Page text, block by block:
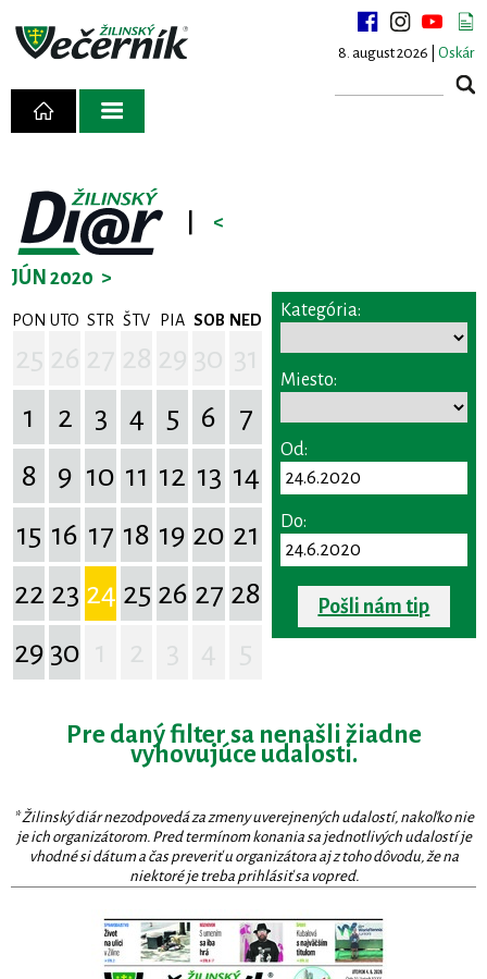
8. august 2026 | Oskár
<
JÚN 2020 >
PON UTO STR ŠTV PIA SOB NED
1
2 3 4 5 6
7
8
9 10 11 12 13 14
15 16 17 18 19 20 21
22 23 24 25 26 27 28
29 30
Kategória:
Miesto:
Od:
Do:
Pošli nám tip
Pre daný filter sa nenašli žiadne
vyhovujúce udalosti.
* Žilinský diár nezodpovedá za zmeny uverejnených udalostí, nakoľko nie
je ich organizátorom. Pred termínom konania sa jednotlivých udalostí je
vhodné si dátum a čas preveriť u organizátora aj z toho dôvodu, že na
niektoré je treba prihlásiť sa vopred.